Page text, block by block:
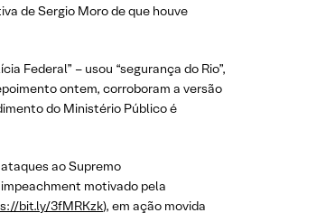
de Sergio Moro de que houve
Federal” – usou “segurança do Rio”,
ontem, corroboram a versão
do Ministério Público é
ao Supremo
motivado pela
bit.ly/3fMRKzk), em ação movida